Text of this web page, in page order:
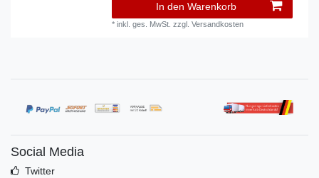
In den Warenkorb
*inkl. ges. MwSt. zzgl.Versandkosten
Social Media
Twitter